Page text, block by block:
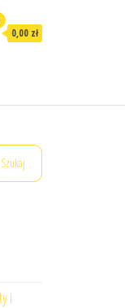
0,00 zł
Szukaj
i